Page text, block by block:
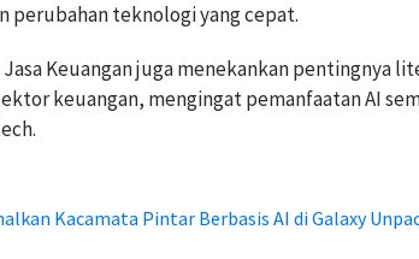
perubahan teknologi yang cepat.
Keuangan juga menekankan pentingnya
keuangan, mengingat pemanfaatan AI
Kacamata Pintar Berbasis AI di Galaxy